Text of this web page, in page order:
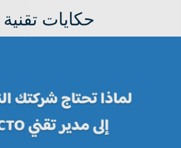
حكايات تقنية